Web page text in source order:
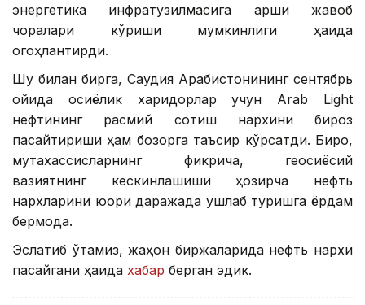
энергетика инфратузилмасига қарши жавоб
чоралари кўриши мумкинлиги ҳақида
огоҳлантирди.
Шу билан бирга, Саудия Арабистонининг сентябрь
ойида осиёлик харидорлар учун Arab Light
нефтининг расмий сотиш нархини бироз
пасайтириши ҳам бозорга таъсир кўрсатди. Бироқ,
мутахассисларнинг фикрича, геосиёсий
вазиятнинг кескинлашиши ҳозирча нефть
нархларини юқори даражада ушлаб туришга ёрдам
бермоқда.
Эслатиб ўтамиз, жаҳон биржаларида нефть нархи
пасайгани ҳақида хабар берган эдик.